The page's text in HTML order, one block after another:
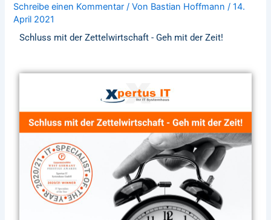
Schreibe einen Kommentar / Von Bastian Hoffmann/14.
April 2021
Schluss mit der Zettelwirtschaft - Geh mit der Zeit!